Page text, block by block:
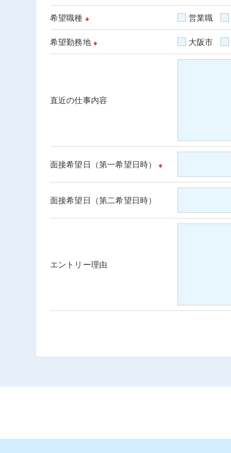
希望職種 ※ 営業職
希望勤務地 ※ 大阪市
直近の仕事内容
面接希望日（第一希望日時） ※
面接希望日（第二希望日時）
エントリー理由